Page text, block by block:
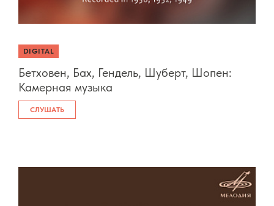
DIGITAL
Бетховен, Бах, Гендель, Шуберт, Шопен:
Камерная музыка
СЛУШАТЬ